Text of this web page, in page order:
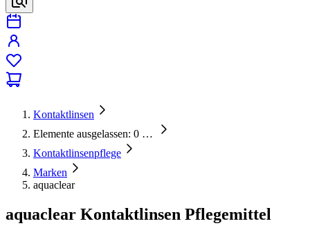
Kontaktlinsen
Elemente ausgelassen: 0 …
Kontaktlinsenpflege
Marken
aquaclear
aquaclear Kontaktlinsen Pflegemittel